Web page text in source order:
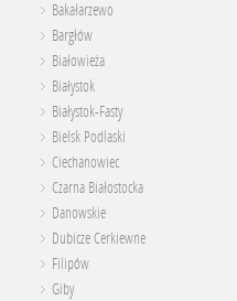
Bakałarzewo
Bargłów
Białowieża
Białystok
Białystok-Fasty
Bielsk Podlaski
Ciechanowiec
Czarna Białostocka
Danowskie
Dubicze Cerkiewne
Filipów
Giby